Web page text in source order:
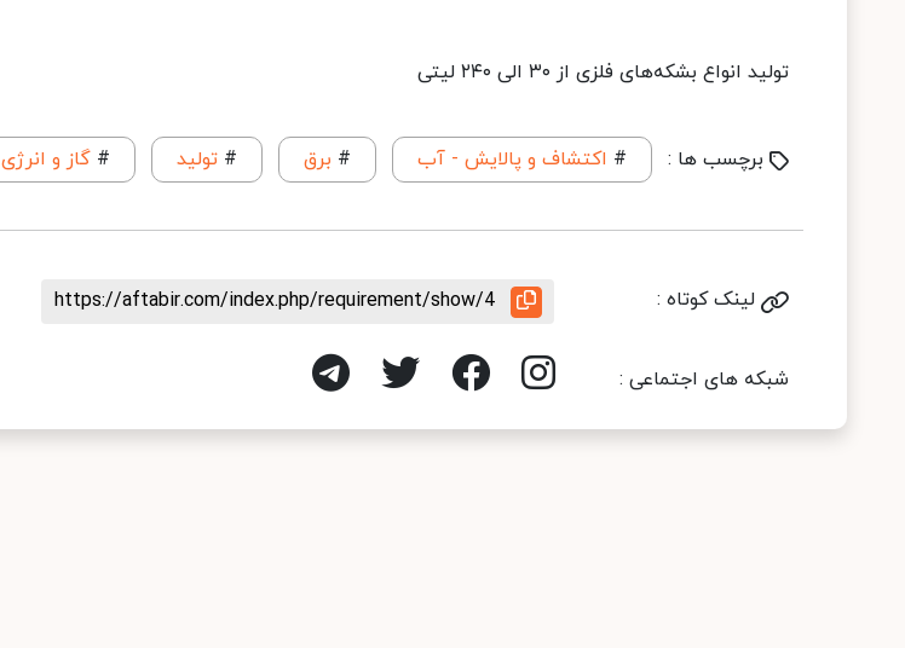
تولید انواع بشکه‌های فلزی از ۳۰ الی ۲۴۰ لیتی
برچسب ها : # اکتشاف و پالایش - آب # برق # تولید # گاز و انرژی
لینک کوتاه : https://aftabir.com/index.php/requirement/show/4
شبکه های اجتماعی :